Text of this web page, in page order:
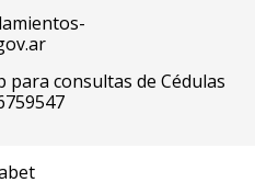
para consultas de Cédulas